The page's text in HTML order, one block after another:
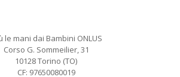
le mani dai Bambini ONLUS
Corso G. Sommeilier, 31
10128 Torino (TO)
CF: 97650080019